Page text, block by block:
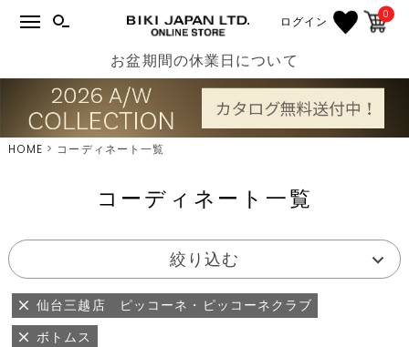
ログイン 0
お盆期間の休業日について
HOME コーディネート一覧
コーディネート一覧
絞り込む
仙台三越店 ピッコーネ・ピッコーネクラブ
ボトムス